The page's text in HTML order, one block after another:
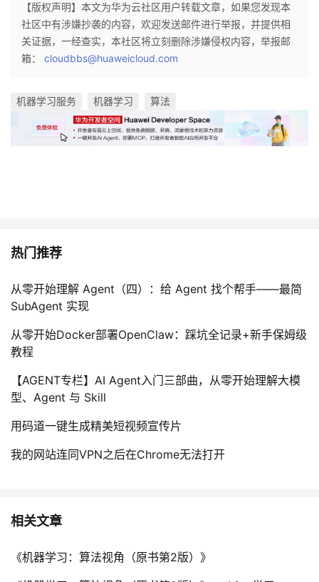
藏
【版权声明】本文为华为云社区用户转载文章，如果您发现本
社区中有涉嫌抄袭的内容，欢迎发送邮件进行举报，并提供相
关证据，一经查实，本社区将立刻删除涉嫌侵权内容，举报邮
箱： cloudbbs@huaweicloud.com
机器学习服务 机器学习 算法
热门推荐
从零开始理解 Agent（四）：给 Agent 找个帮手——最简
SubAgent 实现
从零开始Docker部署OpenClaw：踩坑全记录+新手保姆级
教程
【AGENT专栏】AI Agent入门三部曲，从零开始理解大模
型、Agent 与 Skill
用码道一键生成精美短视频宣传片
我的网站连同VPN之后在Chrome无法打开
相关文章
《机器学习：算法视角（原书第2版）》